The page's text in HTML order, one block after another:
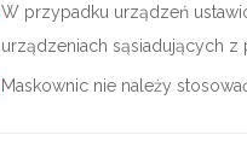
W przypadku urządzeń
urządzeniach sąsiadujących z
Maskownic nie należy